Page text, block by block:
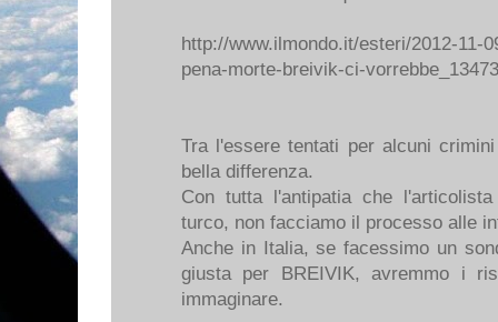
http://www.ilmondo.it/esteri/2012-11-
pena-morte-breivik-ci-
Tra l'essere tentati per alcuni
bella differenza.
Con tutta l'antipatia che
turco, non facciamo il processo alle
Anche in Italia, se facessimo un
giusta per BREIVIK, avremmo i
immaginare.